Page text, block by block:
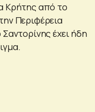
Κρήτης από το
Περιφέρεια
έχει ήδη